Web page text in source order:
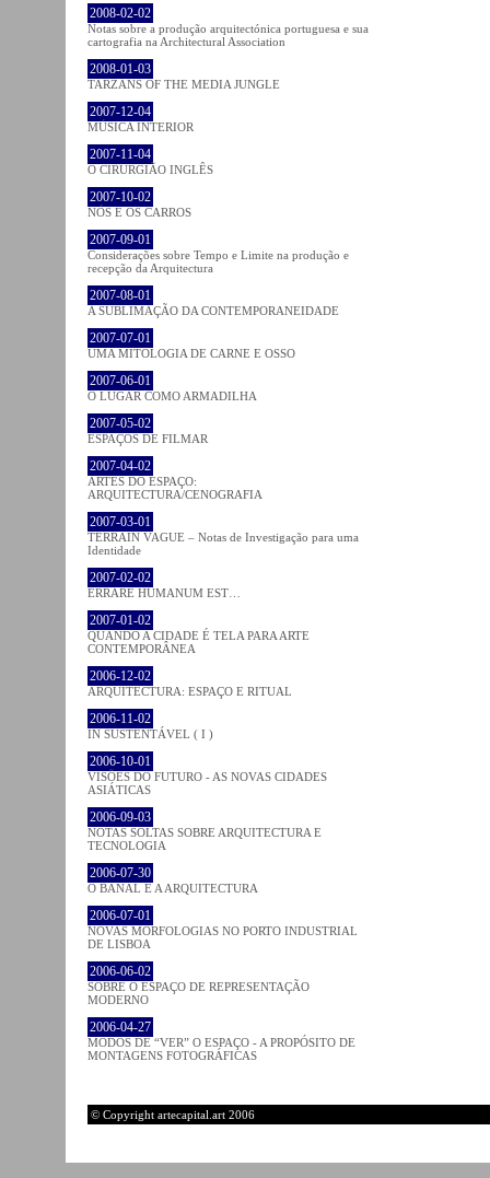
2008-02-02
Notas sobre a produção arquitectónica portuguesa e sua
cartografia na Architectural Association
2008-01-03
TARZANS OF THE MEDIA JUNGLE
2007-12-04
MÚSICA INTERIOR
2007-11-04
O CIRURGIÃO INGLÊS
2007-10-02
NÓS E OS CARROS
2007-09-01
Considerações sobre Tempo e Limite na produção e
recepção da Arquitectura
2007-08-01
A SUBLIMAÇÃO DA CONTEMPORANEIDADE
2007-07-01
UMA MITOLOGIA DE CARNE E OSSO
2007-06-01
O LUGAR COMO ARMADILHA
2007-05-02
ESPAÇOS DE FILMAR
2007-04-02
ARTES DO ESPAÇO:
ARQUITECTURA/CENOGRAFIA
2007-03-01
TERRAIN VAGUE – Notas de Investigação para uma
Identidade
2007-02-02
ERRARE HUMANUM EST…
2007-01-02
QUANDO A CIDADE É TELA PARA ARTE
CONTEMPORÂNEA
2006-12-02
ARQUITECTURA: ESPAÇO E RITUAL
2006-11-02
IN SUSTENTÁVEL ( I )
2006-10-01
VISÕES DO FUTURO - AS NOVAS CIDADES
ASIÁTICAS
2006-09-03
NOTAS SOLTAS SOBRE ARQUITECTURA E
TECNOLOGIA
2006-07-30
O BANAL E A ARQUITECTURA
2006-07-01
NOVAS MORFOLOGIAS NO PORTO INDUSTRIAL
DE LISBOA
2006-06-02
SOBRE O ESPAÇO DE REPRESENTAÇÃO
MODERNO
2006-04-27
MODOS DE “VER” O ESPAÇO - A PROPÓSITO DE
MONTAGENS FOTOGRÁFICAS
© Copyright artecapital.art 2006